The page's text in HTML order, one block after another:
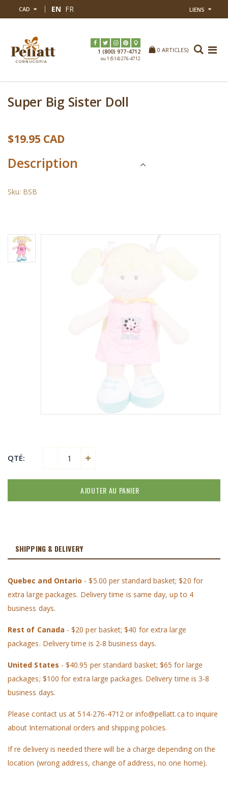
CAD EN FR LIENS
1 (800) 977-
0 ARTICLES)
Super Big Sister Doll
$19.95 CAD
Description
Sku: BSB
QTÉ:
AJOUTER AU PANIER
SHIPPING & DELIVERY
Quebec and Ontario - $5.00 per standard basket; $20 for
extra large packages. Delivery time is same day, up to 4
business days.
Rest of Canada - $20 per basket; $40 for extra large
packages. Delivery time is 2-8 business days.
United States - $40.95 per standard basket; $65 for large
packages; $100 for extra large packages. Delivery time is 3-8
business days.
Please contact us at 514-276-4712 or info@pellatt.ca to inquire
about International orders and shipping policies.
If re delivery is needed there will be a charge depending on the
location (wrong address, change of address, no one home).